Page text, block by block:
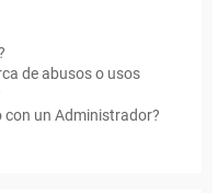
de abusos o usos
con un Administrador?